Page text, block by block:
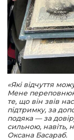
«Які відчуття
Мене
те, що він звів
підтримку, за
подяка — за
сильною, навіть,
Оксана Басараб.